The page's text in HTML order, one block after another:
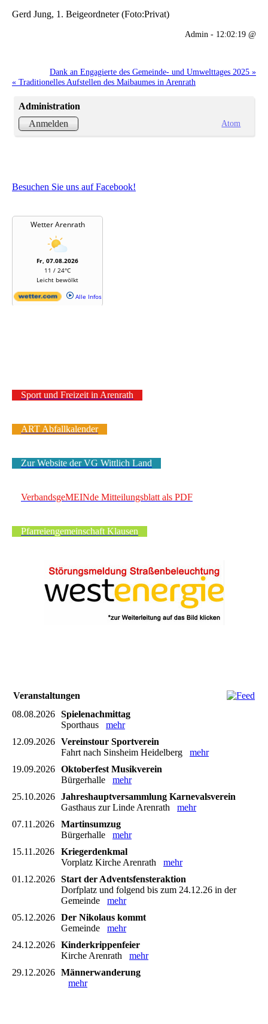
Gerd Jung, 1. Beigeordneter (Foto:Privat)
Admin - 12:02:19 @
Dank an Engagierte des Gemeinde- und Umwelttages 2025 »
« Traditionelles Aufstellen des Maibaumes in Arenrath
Administration
Anmelden
Atom
Besuchen Sie uns auf Facebook!
Sport und Freizeit in Arenrath
ART Abfallkalender
Zur Website der VG Wittlich Land
VerbandsgeMEINde Mitteilungsblatt als PDF
Pfarreiengemeinschaft Klausen
Veranstaltungen
08.08.2026 Spielenachmittag
Sporthaus mehr
12.09.2026 Vereinstour Sportverein
Fahrt nach Sinsheim Heidelberg mehr
19.09.2026 Oktoberfest Musikverein
Bürgerhalle mehr
25.10.2026 Jahreshauptversammlung Karnevalsverein
Gasthaus zur Linde Arenrath mehr
07.11.2026
Martinsumzug
Bürgerhalle mehr
15.11.2026
Kriegerdenkmal
Vorplatz Kirche Arenrath mehr
01.12.2026 Start der Adventsfensteraktion
Dorfplatz und folgend bis zum 24.12.26 in der
Gemeinde mehr
05.12.2026 Der Nikolaus kommt
Gemeinde mehr
24.12.2026 Kinderkrippenfeier
Kirche Arenrath mehr
29.12.2026 Männerwanderung
mehr